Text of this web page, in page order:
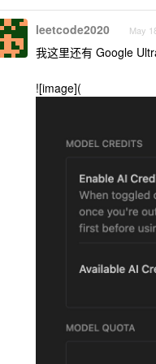
leetcode2020 May
我这里还有 Google
![image](